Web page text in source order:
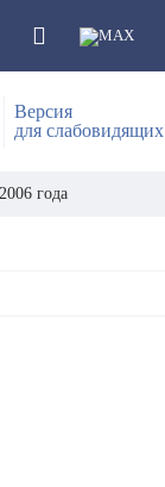
Версия
для слабовидящих
года